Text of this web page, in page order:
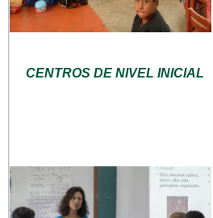
CENTROS DE NIVEL INICIAL